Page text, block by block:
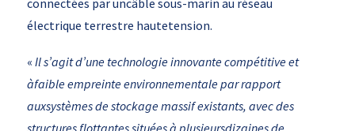
connectées par uncâble sous-marin au réseau
électrique terrestre hautetension.
« Il s’agit d’une technologie innovante compétitive et
àfaible empreinte environnementale par rapport
auxsystèmes de stockage massif existants, avec des
structures flottantes situées à plusieursdizaines de